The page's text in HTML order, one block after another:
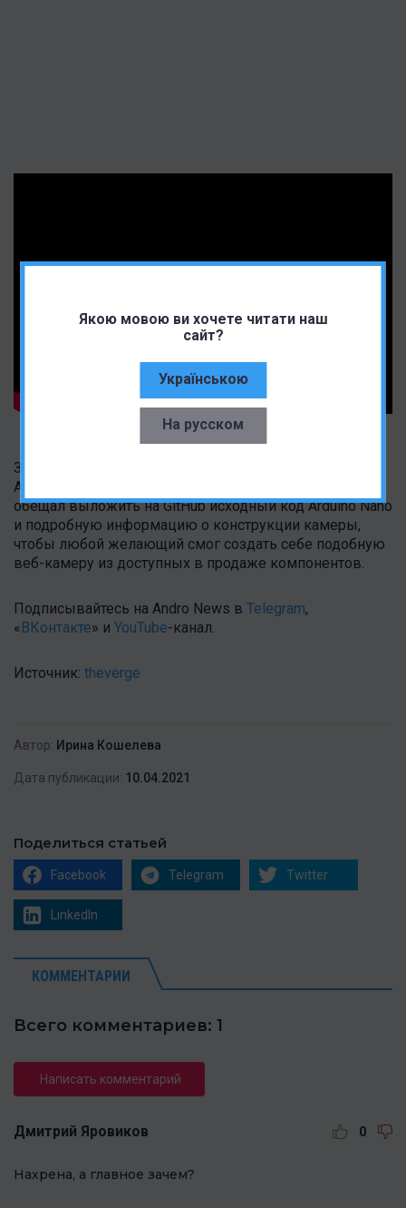
Якою мовою ви хочете читати наш
сайт?
Українською
На русском
За движение «глаза» отвечает начинка на платформе
Arduino Nano и шесть серводвигателей. Разработчик
обещал выложить на GitHub исходный код Arduino Nano
и подробную информацию о конструкции камеры,
чтобы любой желающий смог создать себе подобную
веб-камеру из доступных в продаже компонентов.
Подписывайтесь на Andro News в Telegram,
« ВКонтакте» и YouTube-канал.
Источник: theverge
Автор: Ирина Кошелева
Дата публикации: 10.04.2021
Поделиться статьей
Facebook Telegram Twitter
LinkedIn
КОММЕНТАРИИ
Всего комментариев: 1
Написать комментарий
Дмитрий Яровиков 0
Нахрена, а главное зачем?